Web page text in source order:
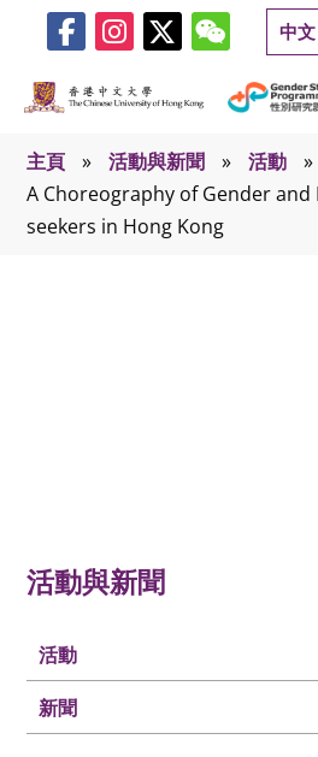
中文
主頁 » 活動與新聞 » 活動 »
A Choreography of Gender
seekers in Hong Kong
活動與新聞
活動
新聞